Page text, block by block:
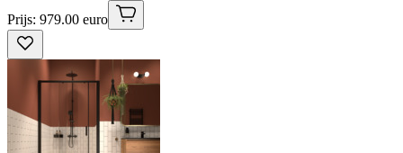
Prijs: 979.00 euro